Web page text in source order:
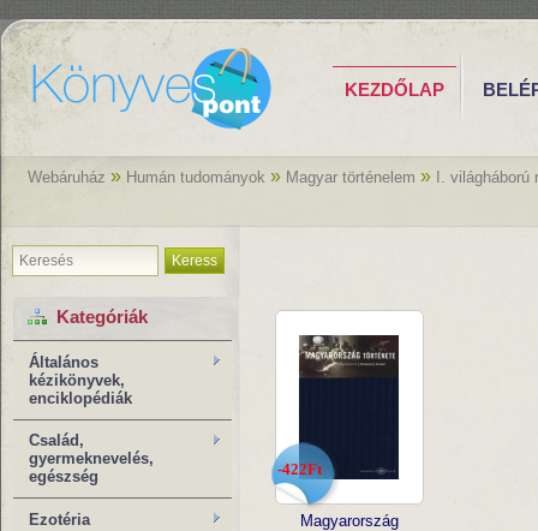
KEZDŐLAP
Webáruház » Humán tudományok » Magyar történelem » I. világháború
Keress
Kategóriák
Általános
kézikönyvek,
enciklopédiák
Család,
gyermeknevelés,
egészség
Ezotéria
-422Ft
Magyarország